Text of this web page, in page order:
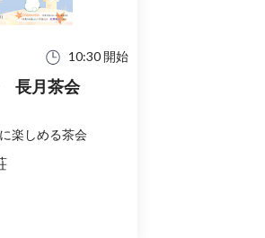
10:30 開始
長月茶会
楽しめる茶会